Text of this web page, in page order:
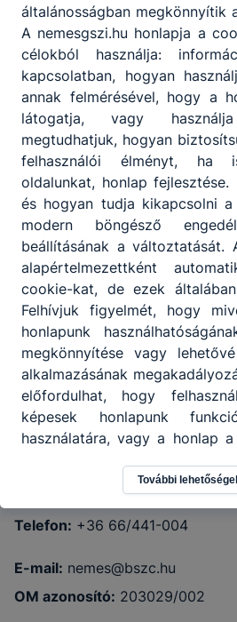
Nemes Tihamér
5600 Békéscsaba, Kazinczy u. 7.
Telefon: +36 66/441-004
E-mail: nemes@bszc.hu
OM azonosító: 203029/002
általánosságban megkönnyítik
A nemesgszi.hu honlapja a
célokból használja:
kapcsolatban, hogyan
annak felmérésével, hogy a
látogatja, vagy
megtudhatjuk, hogyan
felhasználói élményt, ha
oldalunkat, honlap fejlesztése.
és hogyan tudja kikapcsolni
modern böngésző
beállításának a változtatását.
alapértelmezettként
cookie-kat, de ezek
Felhívjuk figyelmét, hogy
honlapunk
megkönnyítése vagy
alkalmazásának
előfordulhat, hogy
képesek honlapunk
használatára, vagy a honlap
További